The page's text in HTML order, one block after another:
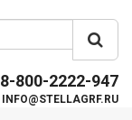
8-800-2222-947
INFO@STELLAGRF.RU